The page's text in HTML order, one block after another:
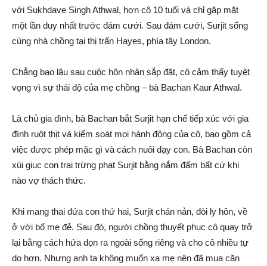
với Sukhdave Singh Athwal, hơn cô 10 tuổi và chỉ gặp mặt
một lần duy nhất trước đám cưới. Sau đám cưới, Surjit sống
cùng nhà chồng tại thị trấn Hayes, phía tây London.
Chẳng bao lâu sau cuộc hôn nhân sắp đặt, cô cảm thấy tuyệt
vọng vì sự thái độ của mẹ chồng – bà Bachan Kaur Athwal.
Là chủ gia đình, bà Bachan bắt Surjit hạn chế tiếp xúc với gia
đình ruột thịt và kiểm soát mọi hành động của cô, bao gồm cả
việc được phép mặc gì và cách nuôi dạy con. Bà Bachan còn
xúi giục con trai trừng phạt Surjit bằng nắm đấm bất cứ khi
nào vợ thách thức.
Khi mang thai đứa con thứ hai, Surjit chán nản, đòi ly hôn, về
ở với bố mẹ đẻ. Sau đó, người chồng thuyết phục cô quay trở
lại bằng cách hứa dọn ra ngoài sống riêng và cho cô nhiều tự
do hơn. Nhưng anh ta không muốn xa mẹ nên đã mua căn